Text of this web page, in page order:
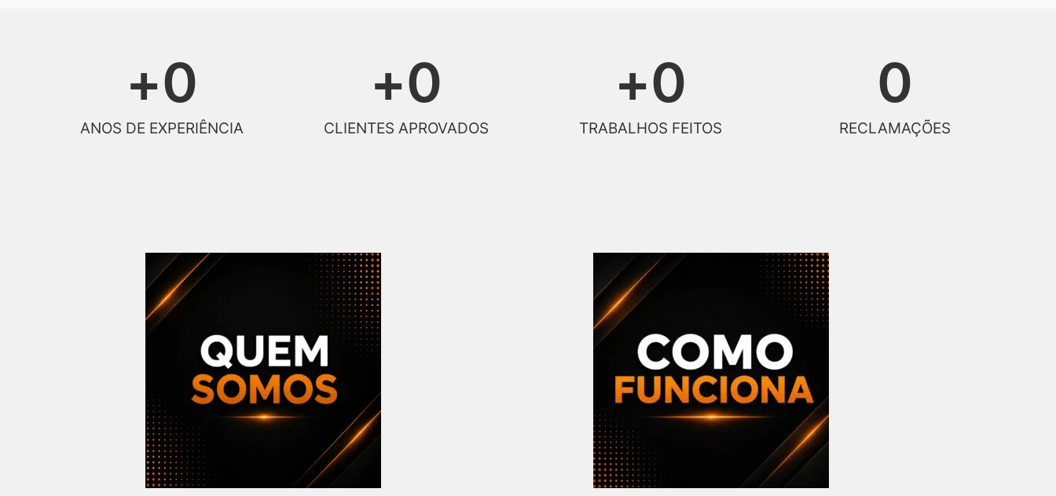
ANOS DE EXPERIÊNCIA
+0
CLIENTES APROVADOS
+0
TRABALHOS FEITOS
+0
RECLAMAÇÕES
0